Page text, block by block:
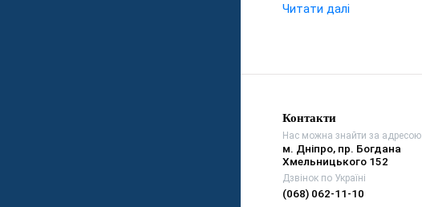
Читати далі
Контакти
Нас можна знайти за адресою
м. Дніпро, пр. Богдана
Хмельницького 152
Дзвінок по Україні
(068) 062-11-10